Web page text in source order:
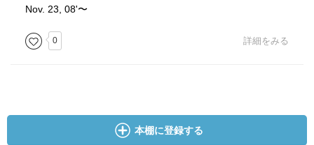
Nov. 23, 08'〜
0 詳細をみる
本棚に登録する